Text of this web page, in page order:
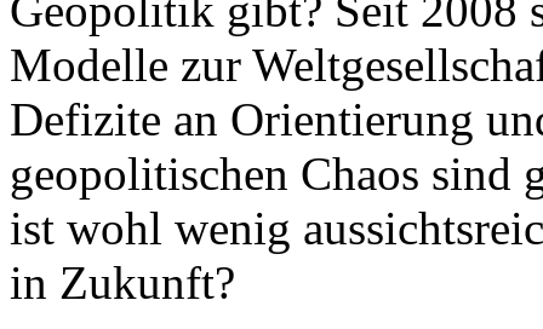
Geopolitik gibt? Seit 2008
Modelle zur
Defizite an Orientierung
geopolitischen Chaos sind
ist wohl wenig
in Zukunft?